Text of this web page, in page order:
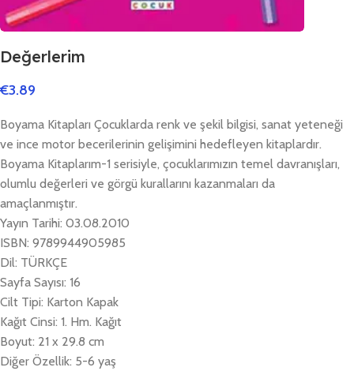
Değerlerim
€3.89
Boyama Kitapları Çocuklarda renk ve şekil bilgisi, sanat yeteneği
ve ince motor becerilerinin gelişimini hedefleyen kitaplardır.
Boyama Kitaplarım-1 serisiyle, çocuklarımızın temel davranışları,
olumlu değerleri ve görgü kurallarını kazanmaları da
amaçlanmıştır.
Yayın Tarihi: 03.08.2010
ISBN: 9789944905985
Dil: TÜRKÇE
Sayfa Sayısı: 16
Cilt Tipi: Karton Kapak
Kağıt Cinsi: 1. Hm. Kağıt
Boyut: 21 x 29.8 cm
Diğer Özellik: 5-6 yaş